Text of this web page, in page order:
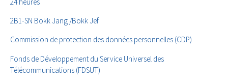
2B1-SN Bokk Jang /Bokk Jef
Commission de protection des données personnelles (CDP)
Fonds de Développement du Service Universel des
Télécommunications (FDSUT)